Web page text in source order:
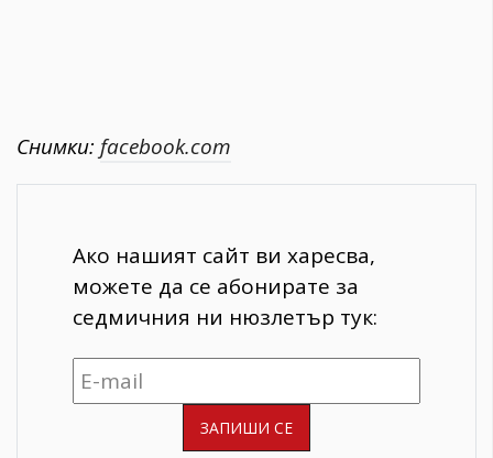
Снимки: facebook.com
Ако нашият сайт ви харесва,
можете да се абонирате за
седмичния ни нюзлетър тук: